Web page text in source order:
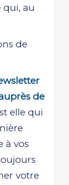
au
de
de
elle qui
à vos
votre